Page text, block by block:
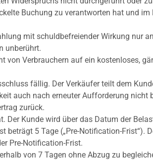
Buchung zu verantworten hat und im
mit schuldbefreiender Wirkung nur
unberührt.
von Verbrauchern auf ein kostenloses,
fällig. Der Verkäufer teilt dem
auch nach erneuter Aufforderung nicht
zurück.
Der Kunde wird über das Datum der
beträgt 5 Tage („Pre-Notification-Frist“).
Pre-Notification-Frist.
von 7 Tagen ohne Abzug zu